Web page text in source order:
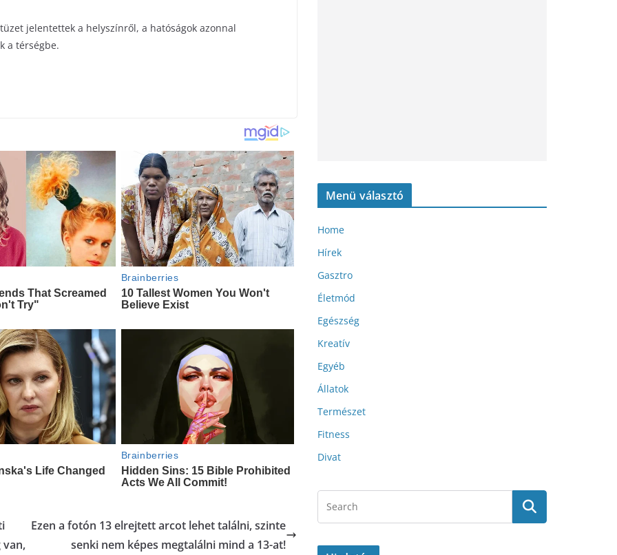
jelentettek a helyszínről, a hatóságok azonnal
a térségbe.
van,
Ezen a fotón 13 elrejtett arcot lehet találni, szinte
senki nem képes megtalálni mind a 13-at!
Menü választó
Home
Hírek
Gasztro
Életmód
Egészség
Kreatív
Egyéb
Állatok
Természet
Fitness
Divat